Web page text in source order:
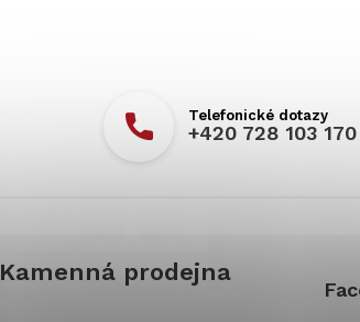
+420 728 103 170
Kamenná prodejna